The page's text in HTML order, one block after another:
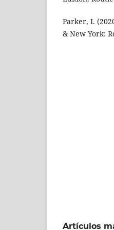
Parker, I.
& New York:
Artículos